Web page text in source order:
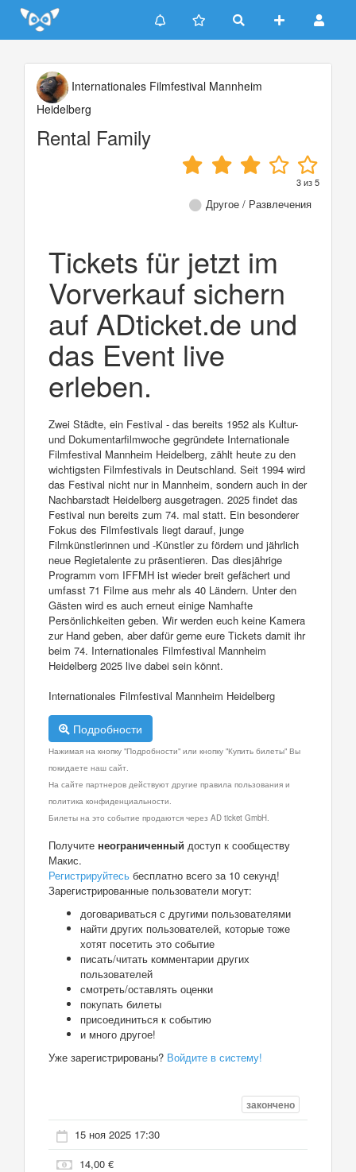
Update cookies preferences
Internationales Filmfestival Mannheim
Heidelberg
Rental Family
3из5
Другое / Развлечения
Tickets für jetzt im
Vorverkauf sichern
auf ADticket.de und
das Event live
erleben.
Zwei Städte, ein Festival - das bereits 1952 als Kultur-
und Dokumentarfilmwoche gegründete Internationale
Filmfestival Mannheim Heidelberg, zählt heute zu den
wichtigsten Filmfestivals in Deutschland. Seit 1994 wird
das Festival nicht nur in Mannheim, sondern auch in der
Nachbarstadt Heidelberg ausgetragen. 2025 findet das
Festival nun bereits zum 74. mal statt. Ein besonderer
Fokus des Filmfestivals liegt darauf, junge
Filmkünstlerinnen und -Künstler zu fördern und jährlich
neue Regietalente zu präsentieren. Das diesjährige
Programm vom IFFMH ist wieder breit gefächert und
umfasst 71 Filme aus mehr als 40 Ländern. Unter den
Gästen wird es auch erneut einige Namhafte
Persönlichkeiten geben. Wir werden euch keine Kamera
zur Hand geben, aber dafür gerne eure Tickets damit ihr
beim 74. Internationales Filmfestival Mannheim
Heidelberg 2025 live dabei sein könnt.
Internationales Filmfestival Mannheim Heidelberg
Подробности
Нажимая на кнопку "Подробности" или кнопку "Купить билеты" Вы
покидаете наш сайт.
На сайте партнеров действуют другие правила пользования и
политика конфиденциальности.
Билеты на это событие продаются через AD ticket GmbH.
Получите неограниченный доступ к сообществу
Макис.
Регистрируйтесь бесплатно всего за 10 секунд!
Зарегистрированные пользователи могут:
договариваться с другими пользователями
найти других пользователей, которые тоже
хотят посетить это событие
писать/читать комментарии других
пользователей
смотреть/оставлять оценки
покупать билеты
присоединиться к событию
и много другое!
Уже зарегистрированы? Войдите в систему!
закончено
15 ноя 2025 17:30
14,00 €